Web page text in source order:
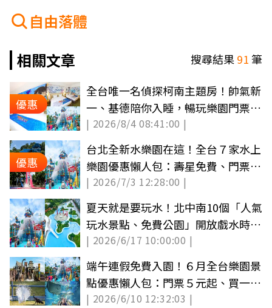
自由落體
相關文章
搜尋結果91筆
優惠
全台唯一名偵探柯南主題房！帥氣新
一、基德陪你入睡，暢玩樂園門票最
低100元
| 2026/8/4 08:41:00 |
優惠
台北全新水樂園在這！全台７家水上
樂園優惠懶人包：壽星免費、門票買
一送一
| 2026/7/3 12:28:00 |
夏天就是要玩水！北中南10個「人氣
玩水景點、免費公園」開放戲水時間
一次看
| 2026/6/17 10:00:00 |
端午連假免費入園！６月全台樂園景
點優惠懶人包：門票５元起、買一送
一好康
| 2026/6/10 12:32:03 |